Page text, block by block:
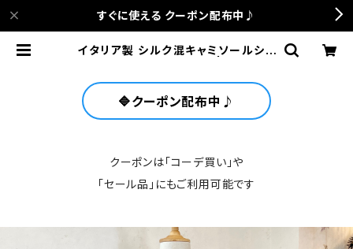
すぐに使える クーポン配布中♪
イタリア製 シルク混キャミソールシフ
🔷クーポン配布中♪
クーポンは「コーデ買い」や
「セール品」にもご利用可能です